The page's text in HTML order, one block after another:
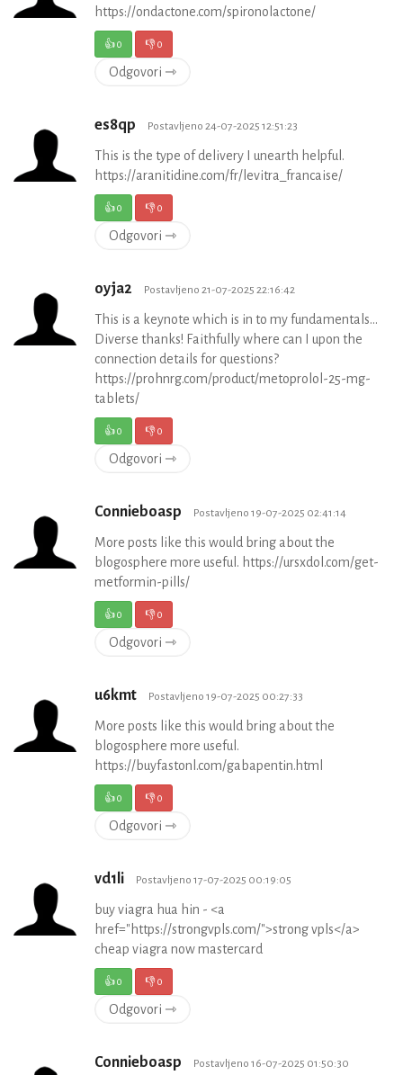
https://ondactone.com/spironolactone/
👍0 👎0
Odgovori ⇾
es8qp Postavljeno 24-07-2025 12:51:23
This is the type of delivery I unearth helpful.
https://aranitidine.com/fr/levitra_francaise/
👍0 👎0
Odgovori ⇾
oyja2 Postavljeno 21-07-2025 22:16:42
This is a keynote which is in to my fundamentals…
Diverse thanks! Faithfully where can I upon the
connection details for questions?
https://prohnrg.com/product/metoprolol-25-mg-
tablets/
👍0 👎0
Odgovori ⇾
Connieboasp Postavljeno 19-07-2025 02:41:14
More posts like this would bring about the
blogosphere more useful. https://ursxdol.com/get-
metformin-pills/
👍0 👎0
Odgovori ⇾
u6kmt Postavljeno 19-07-2025 00:27:33
More posts like this would bring about the
blogosphere more useful.
https://buyfastonl.com/gabapentin.html
👍0 👎0
Odgovori ⇾
vd1li Postavljeno 17-07-2025 00:19:05
buy viagra hua hin - <a
href="https://strongvpls.com/">strong vpls</a>
cheap viagra now mastercard
👍0 👎0
Odgovori ⇾
Connieboasp Postavljeno 16-07-2025 01:50:30